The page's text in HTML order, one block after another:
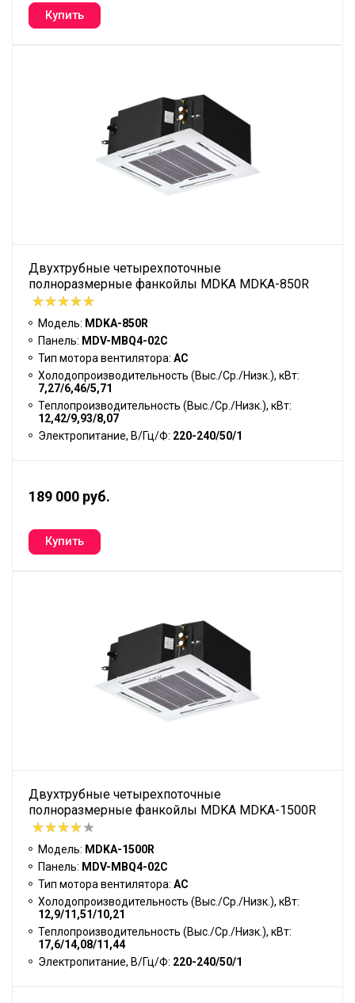
Двухтрубные четырехпоточные
полноразмерные фанкойлы MDKA MDKA-850R
Модель: MDKA-850R
Панель: MDV-MBQ4-02C
Тип мотора вентилятора: АС
Холодопроизводительность (Выс./Ср./Низк.), кВт:
7,27/6,46/5,71
Теплопроизводительность (Выс./Ср./Низк.), кВт:
12,42/9,93/8,07
Электропитание, В/Гц/Ф: 220-240/50/1
189 000 руб.
Двухтрубные четырехпоточные
полноразмерные фанкойлы MDKA MDKA-1500R
Модель: MDKA-1500R
Панель: MDV-MBQ4-02C
Тип мотора вентилятора: АС
Холодопроизводительность (Выс./Ср./Низк.), кВт:
12,9/11,51/10,21
Теплопроизводительность (Выс./Ср./Низк.), кВт:
17,6/14,08/11,44
Электропитание, В/Гц/Ф: 220-240/50/1